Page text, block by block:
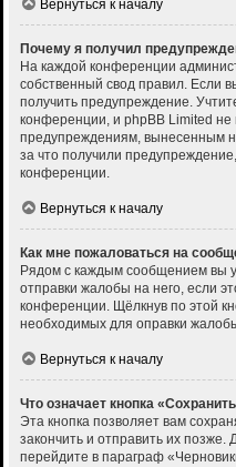
Вернуться к началу
Почему я получил
На каждой конференции
собственный свод правил. Если
получить предупреждение.
конференции, и phpBB Limited не
предупреждениям, вынесенным
за что получили
конференции.
Вернуться к началу
Как мне пожаловаться на
Рядом с каждым сообщением вы
отправки жалобы на него, если
конференции. Щёлкнув по этой
необходимых для оправки
Вернуться к началу
Что означает кнопка
Эта кнопка позволяет вам
закончить и отправить их позже.
перейдите в параграф